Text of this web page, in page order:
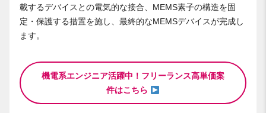
載するデバイスとの電気的な接合、MEMS素子の構造を固
定・保護する措置を施し、最終的なMEMSデバイスが完成し
ます。
機電系エンジニア活躍中！フリーランス高単価案
件はこちら